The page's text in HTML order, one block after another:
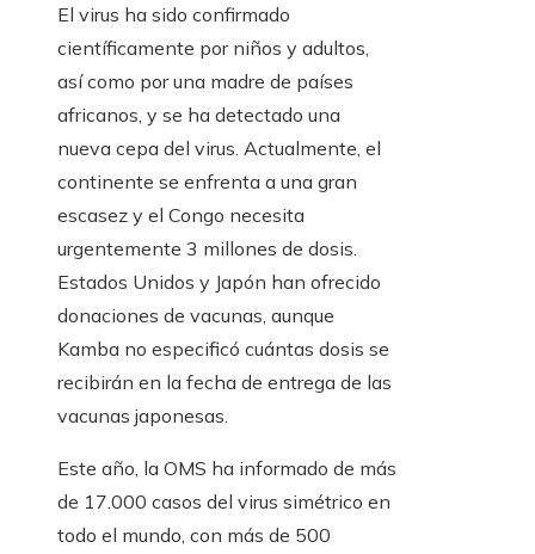
El virus ha sido confirmado
científicamente por niños y adultos,
así como por una madre de países
africanos, y se ha detectado una
nueva cepa del virus. Actualmente, el
continente se enfrenta a una gran
escasez y el Congo necesita
urgentemente 3 millones de dosis.
Estados Unidos y Japón han ofrecido
donaciones de vacunas, aunque
Kamba no especificó cuántas dosis se
recibirán en la fecha de entrega de las
vacunas japonesas.
Este año, la OMS ha informado de más
de 17.000 casos del virus simétrico en
todo el mundo, con más de 500